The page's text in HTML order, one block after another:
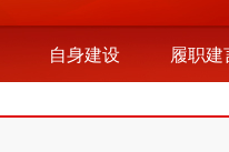
自身建设 履职建